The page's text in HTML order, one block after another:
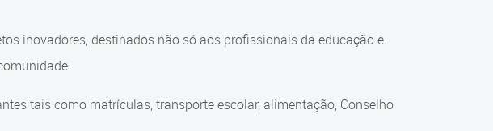
inovadores, destinados não só aos profissionais da educação e
tais como matrículas, transporte escolar, alimentação, Conselho